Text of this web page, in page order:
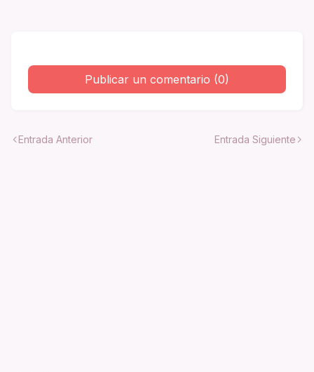
Publicar un comentario (0)
Entrada Anterior Entrada Siguiente